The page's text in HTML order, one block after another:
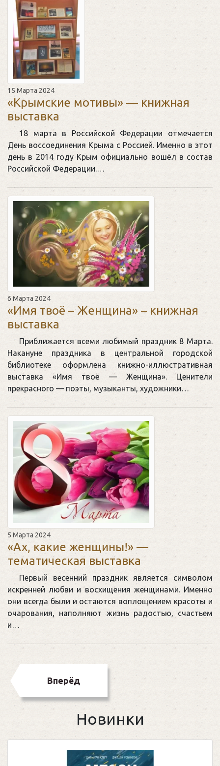
15 Марта 2024
«Крымские мотивы» — книжная
выставка
18 марта в Российской Федерации отмечается
День воссоединения Крыма с Россией. Именно в этот
день в 2014 году Крым официально вошёл в состав
Российской Федерации.…
6 Марта 2024
«Имя твоё – Женщина» – книжная
выставка
Приближается всеми любимый праздник 8 Марта.
Накануне праздника в центральной городской
библиотеке оформлена книжно-иллюстративная
выставка «Имя твоё — Женщина». Ценители
прекрасного — поэты, музыканты, художники…
5 Марта 2024
«Ах, какие женщины!» —
тематическая выставка
Первый весенний праздник является символом
искренней любви и восхищения женщинами. Именно
они всегда были и остаются воплощением красоты и
очарования, наполняют жизнь радостью, счастьем
и…
Вперёд
Новинки